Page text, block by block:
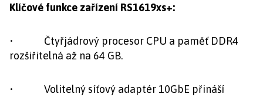
Klíčové funkce zařízení RS1619xs+:
• Čtyřjádrový procesor CPU a paměť DDR4
rozšiřitelná až na 64 GB.
• Volitelný síťový adaptér 10GbE přináší